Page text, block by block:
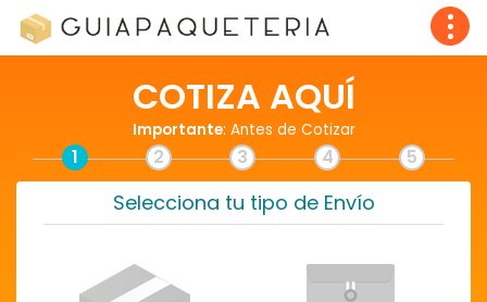
COTIZA AQUÍ
Importante: Antes de Cotizar
1 2 3 4 5
Selecciona tu tipo de Envío